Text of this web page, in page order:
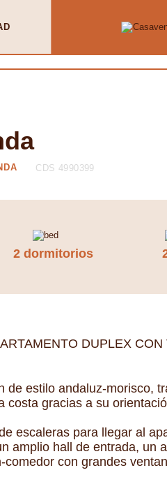
CDS 4990399
2 dormitorios
DUPLEX
de estilo andaluz-morisco,
costa gracias a su
escaleras para llegar al
amplio hall de entrada,
con grandes